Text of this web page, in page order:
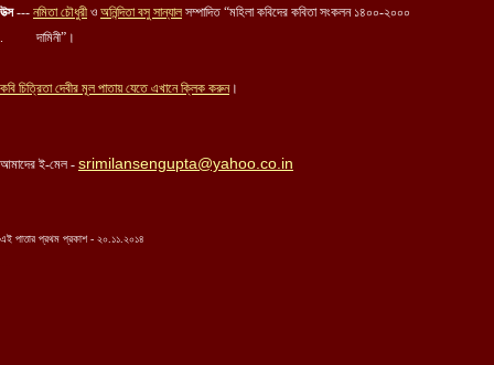
উত্স--- নমিতা চৌধুরীও অনিন্দিতা বসু সান্যাল সম্পাদিত “মহিলা কবিদের কবিতা সংকলন ১৪০০-২০০০
. দামিনী”।
কবি চিত্রিতাদেবীর মূল পাতায় যেতে এখানে ক্লিক করুন।
আমাদের ই-মেল - srimilansengupta@yahoo.co.in
এই পাতার প্রথম প্রকাশ - ২০.১১.২০১৪